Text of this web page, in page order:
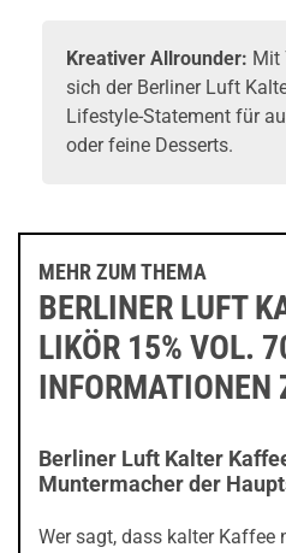
Kreativer Allrounder: Mit
sich der Berliner Luft
Lifestyle-Statement für
oder feine Desserts.
MEHR ZUM THEMA
BERLINER LUFT
LIKÖR 15% VOL.
INFORMATIONEN
Berliner Luft Kalter
Muntermacher der
Wer sagt, dass kalter